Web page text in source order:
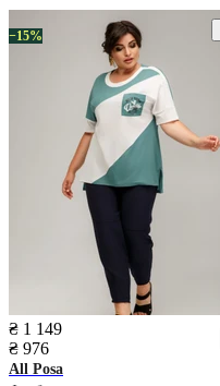
−15%
₴ 1 149
₴ 976
All Posa